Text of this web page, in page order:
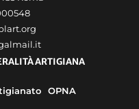
ARTIGIANA
OPNA